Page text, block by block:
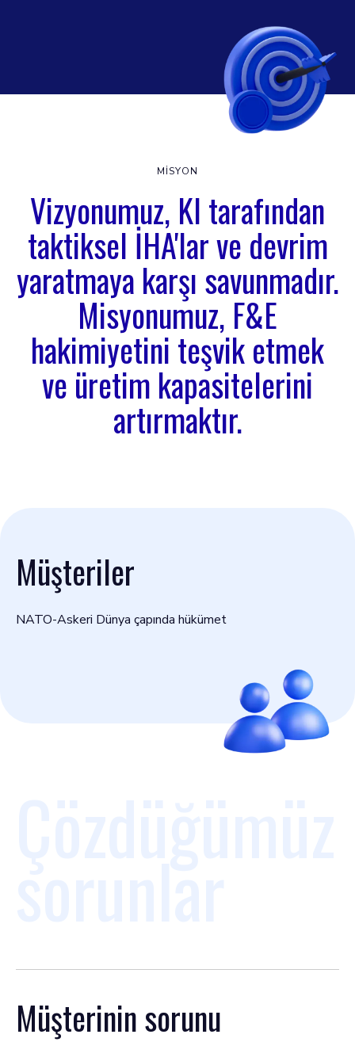
MISYON
Vizyonumuz, KI tarafından
taktiksel İHA'lar ve devrim
yaratmaya karşı savunmadır.
Misyonumuz, F&E
hakimiyetini teşvik etmek
ve üretim kapasitelerini
artırmaktır.
Müşteriler
NATO-Askeri Dünya çapında hükümet
Müşterinin sorunu